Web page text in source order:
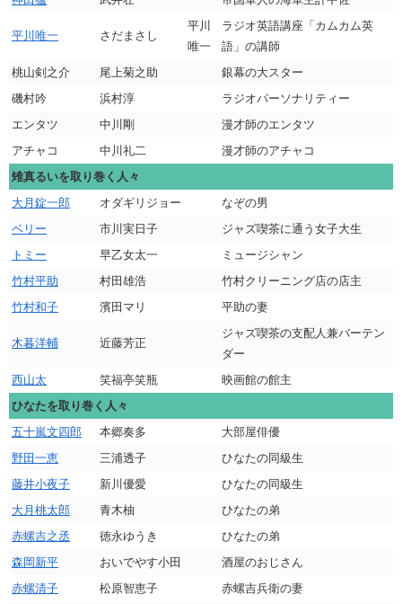
平川唯一 さだまさし
平川
唯一
ラジオ英語講座「カムカム英
語」の講師
桃山剣之介
尾上菊之助
銀幕の大スター
磯村吟
浜村淳
ラジオパーソナリティー
エンタツ
中川剛
漫才師のエンタツ
アチャコ
中川礼二
漫才師のアチャコ
雉真るいを取り巻く人々
大月錠一郎
オダギリジョー
なぞの男
ベリー
市川実日子
ジャズ喫茶に通う女子大生
トミー
早乙女太一
ミュージシャン
竹村平助
村田雄浩
竹村クリーニング店の店主
竹村和子
濱田マリ 平助の妻
木暮洋輔 近藤芳正
ジャズ喫茶の支配人兼バーテン
ダー
西山太
笑福亭笑瓶
映画館の館主
ひなたを取り巻く人々
五十嵐文四郎
本郷奏多
大部屋俳優
野田一恵
三浦透子
ひなたの同級生
藤井小夜子
新川優愛
ひなたの同級生
大月桃太郎
青木柚
ひなたの弟
赤螺吉之丞
徳永ゆうき
ひなたの弟
森岡新平
おいでやす小田
酒屋のおじさん
赤螺清子
松原智恵子
赤螺吉兵衛の妻